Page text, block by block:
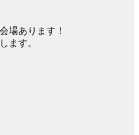
場あります！
ます。